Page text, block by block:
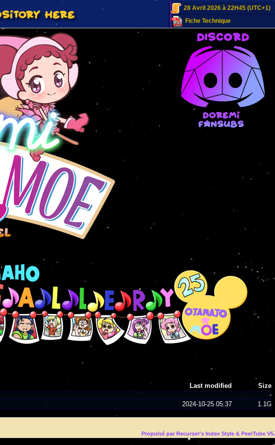
28 Avril 2026 à 22H45 (UTC+1)
Fiche Technique
Last modified
Size
-
2024-10-25 05:37 1.1G
Propulsé par Recurser's Index Style & PeerTube V5.